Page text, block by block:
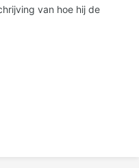
van hoe hij de